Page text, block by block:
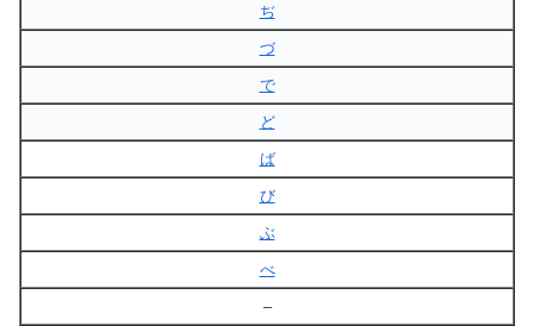
ぢ
づ
で
ど
ば
び
ぶ
べ
–